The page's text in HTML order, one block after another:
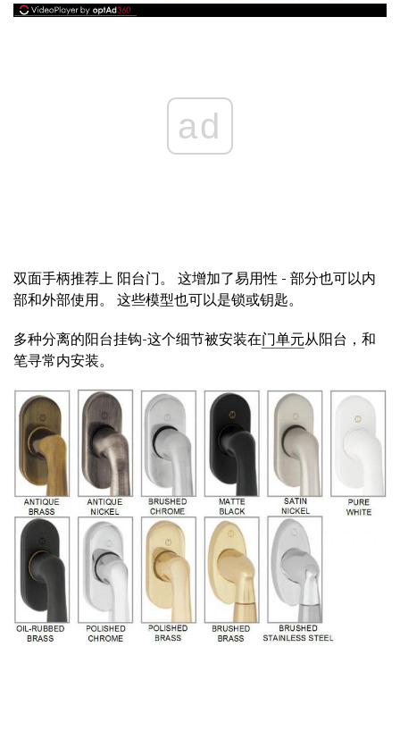
ad
双面手柄推荐上 阳台门。 这增加了易用性 - 部分也可以内
部和外部使用。 这些模型也可以是锁或钥匙。
多种分离的阳台挂钩-这个细节被安装在门单元从阳台，和
笔寻常内安装。